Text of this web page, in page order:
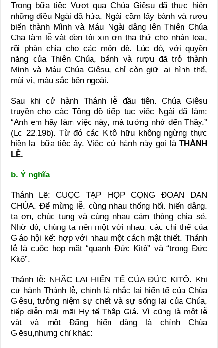
Trong bữa tiệc Vượt qua Chúa Giêsu đã thực hiện
những điều Ngài đã hứa. Ngài cầm lấy bánh và rượu
biến thành Mình và Máu Ngài dâng lên Thiên Chúa
Cha làm lễ vật đền tội xin ơn tha thứ cho nhân loại,
rồi phân chia cho các môn đệ. Lúc đó, với quyền
năng của Thiên Chúa, bánh và rượu đã trở thành
Mình và Máu Chúa Giêsu, chỉ còn giữ lại hình thể,
mùi vị, màu sắc bên ngoài.
Sau khi cử hành Thánh lễ đầu tiên, Chúa Giêsu
truyền cho các Tông đồ tiếp tục việc Ngài đã làm:
“Anh em hãy làm việc này, mà tưởng nhớ đến Thầy.”
(Lc 22,19b). Từ đó các Kitô hữu không ngừng thực
hiện lại bữa tiệc ấy. Việc cử hành này gọi là THÁNH
LỄ.
b. Ý nghĩa
Thánh Lễ: CUỘC TẬP HỌP CỘNG ĐOÀN DÂN
CHÚA. Để mừng lễ, cùng nhau thống hối, hiến dâng,
tạ ơn, chúc tụng và cùng nhau cảm thông chia sẻ.
Nhờ đó, chúng ta nên một với nhau, các chi thể của
Giáo hội kết hợp với nhau một cách mật thiết. Thánh
lễ là cuộc họp mặt “quanh Đức Kitô” và “trong Đức
Kitô”.
Thánh lễ: NHẮC LẠI HIẾN TẾ CỦA ĐỨC KITÔ. Khi
cử hành Thánh lễ, chính là nhắc lại hiến tế của Chúa
Giêsu, tưởng niệm sự chết và sự sống lại của Chúa,
tiếp diễn mãi mãi Hy tế Thập Giá. Vì cũng là một lễ
vật và một Đấng hiến dâng là chính Chúa
Giêsu,nhưng chỉ khác: